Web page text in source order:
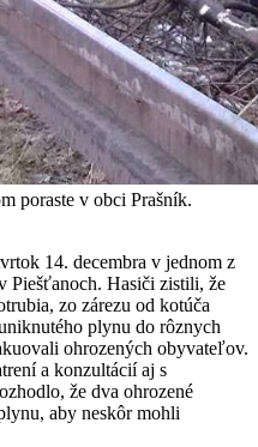
poraste v obci Prašník.
14. decembra v jednom z
Piešťanoch. Hasiči zistili, že
zo zárezu od kotúča
plynu do rôznych
ohrozených obyvateľov.
a konzultácií aj s
že dva ohrozené
aby neskôr mohli